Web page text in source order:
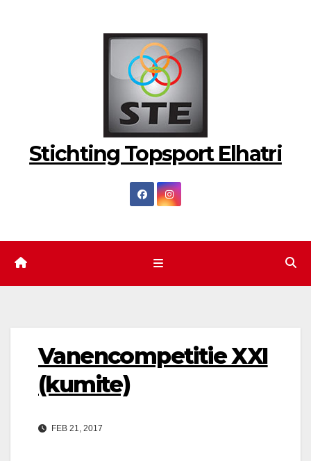
Stichting Topsport Elhatri
Vanencompetitie XXI
(kumite)
FEB 21, 2017